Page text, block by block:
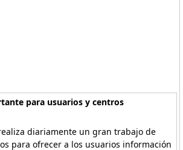
para usuarios y centros
diariamente un gran trabajo de
para ofrecer a los usuarios información